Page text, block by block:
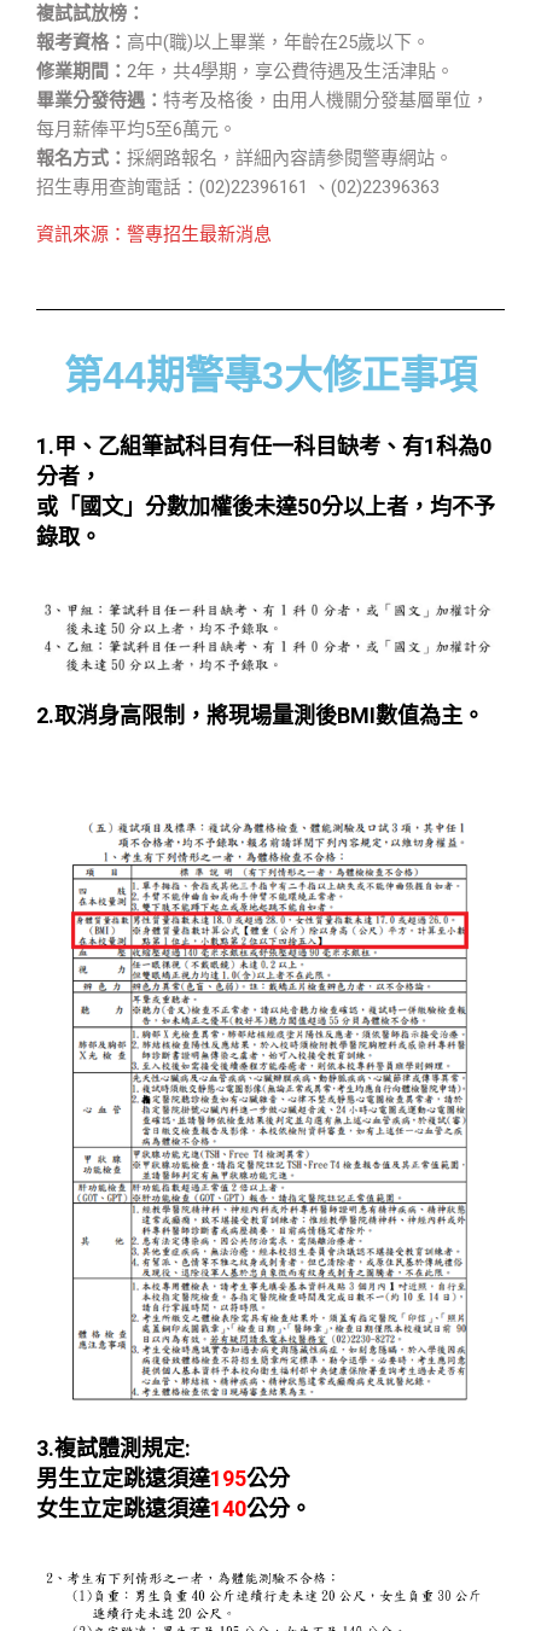
複試試放榜：
報考資格： 高中(職)以上畢業，年齡在25歲以下。
修業期間： 2年，共4學期，享公費待遇及生活津貼。
畢業分發待遇： 特考及格後，由用人機關分發基層單位，
每月薪俸平均5至6萬元。
報名方式： 採網路報名，詳細內容請參閱警專網站。
招生專用查詢電話：(02)22396161 、(02)22396363
資訊來源：警專招生最新消息
第44期警專3大修正事項
1.甲、乙組筆試科目有任一科目缺考、有1科為0
分者，
​或「國文」分數加權後未達50分以上者，均不予
錄取。
2.取消身高限制，將現場量測後BMI數值為主。
3.複試體測規定:
男生立定跳遠須達195公分
女生立定跳遠須達140公分。